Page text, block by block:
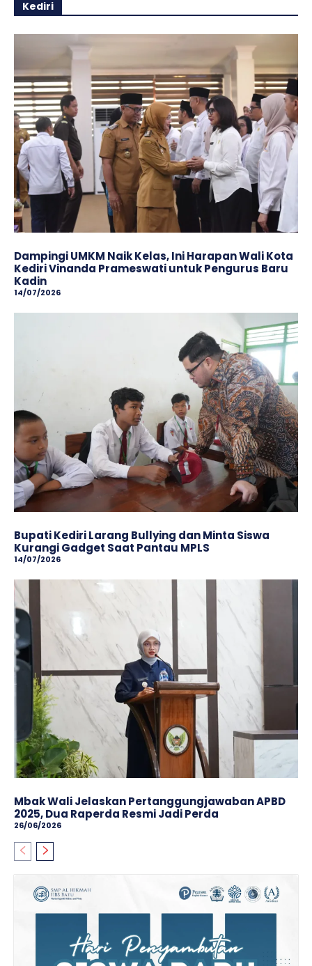
Kediri
Dampingi UMKM Naik Kelas, Ini Harapan Wali Kota
Kediri Vinanda Prameswati untuk Pengurus Baru
Kadin
14/07/2026
Bupati Kediri Larang Bullying dan Minta Siswa
Kurangi Gadget Saat Pantau MPLS
14/07/2026
Mbak Wali Jelaskan Pertanggungjawaban APBD
2025, Dua Raperda Resmi Jadi Perda
26/06/2026